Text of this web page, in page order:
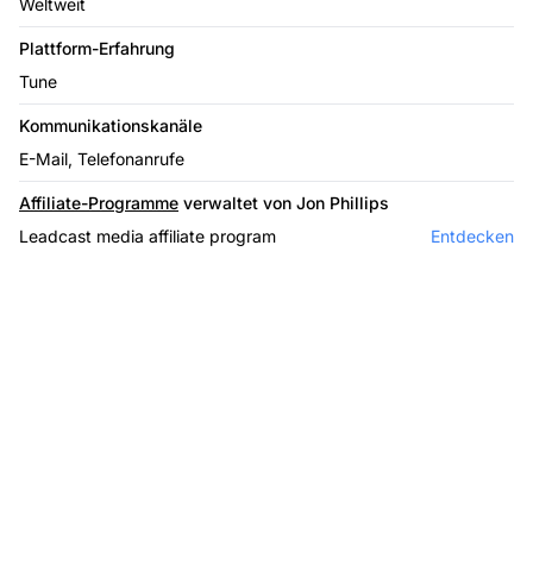
Plattform-Erfahrung
Tune
Kommunikationskanäle
E-Mail, Telefonanrufe
Affiliate-Programme verwaltet von Jon Phillips
Leadcast media affiliate program
Entdecken